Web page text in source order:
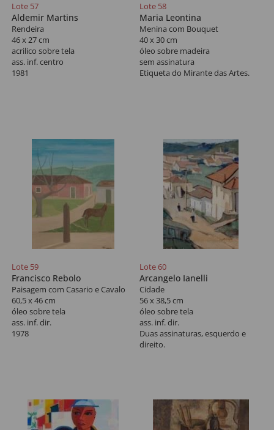
Lote 57
Aldemir Martins
Rendeira
46 x 27 cm
acrilico sobre tela
ass. inf. centro
1981
Lote 58
Maria Leontina
Menina com Bouquet
40 x 30 cm
óleo sobre madeira
sem assinatura
Etiqueta do Mirante das Artes.
Lote 59
Francisco Rebolo
Paisagem com Casario e Cavalo
60,5 x 46 cm
óleo sobre tela
ass. inf. dir.
1978
Lote 60
Arcangelo Ianelli
Cidade
56 x 38,5 cm
óleo sobre tela
ass. inf. dir.
Duas assinaturas, esquerdo e
direito.